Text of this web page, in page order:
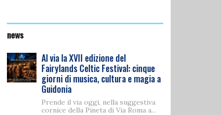
news
Al via la XVII edizione del
Fairylands Celtic Festival: cinque
giorni di musica, cultura e magia a
Guidonia
Prende il via oggi, nella suggestiva
cornice della Pineta di Via Roma a...